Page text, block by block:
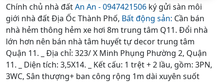
Chính chủ nhà đấtAn An - 0947421506 ký gửi sàn môi
giới nhà đất Địa Ốc Thành Phố, Bất động sản: Cần bán
nhà hẻm thông hẻm xe hơi 8m trung tâm Q11. Đổi nhà
lớn hơn nên bán nhà tâm huyết tự decor trung tâm
Quận 11. _ Địa chỉ: 323/ X Minh Phụng Phường 2, Quận
11. _ Diện tích: 3,5X14. _ Kết cấu: 1 trệt + 2 lầu, gồm: 3PN,
3WC, Sân thượng+ ban công rộng 1m dài xuyên suốt